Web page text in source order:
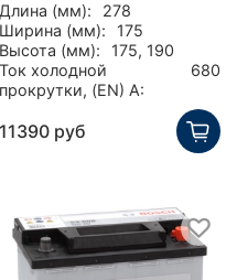
Длина (мм):
278
Ширина (мм):
175
Высота (мм):
175, 190
Ток холодной
прокрутки, (EN) А:
680
11390 руб